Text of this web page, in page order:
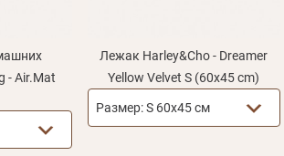
- Air.Mat
Лежак Harley&Cho - Dreamer
Yellow Velvet S (60х45 cm)
Размер:S 60х45 см